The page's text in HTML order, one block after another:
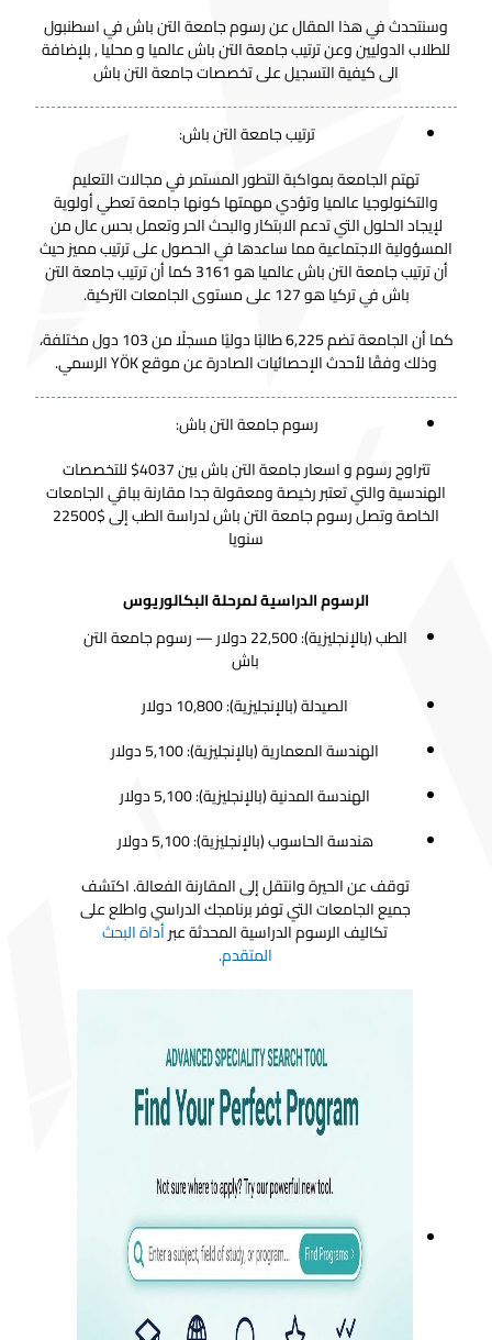
وسنتحدث في هذا المقال عن رسوم جامعة التن باش في اسطنبول
للطلاب الدوليين وعن ترتيب جامعة التن باش عالميا و محليا , بلإضافة
الى كيفية التسجيل على تخصصات جامعة التن باش
ترتيب جامعة التن باش:
تهتم الجامعة بمواكبة التطور المستمر في مجالات التعليم
والتكنولوجيا عالميا وتؤدي مهمتها كونها جامعة تعطي أولوية
لإيجاد الحلول التي تدعم الابتكار والبحث الحر وتعمل بحس عال من
المسؤولية الاجتماعية مما ساعدها في الحصول على ترتيب مميز حيث
أن ترتيب جامعة التن باش عالميا هو 3161 كما أن ترتيب جامعة التن
باش في تركيا هو 127 على مستوى الجامعات التركية.
كما أن الجامعة تضم 6,225 طالبًا دوليًا مسجلًا من 103 دول مختلفة،
وذلك وفقًا لأحدث الإحصائيات الصادرة عن موقع YÖK الرسمي.
رسوم جامعة التن باش:
تتراوح رسوم و اسعار جامعة التن باش بين 4037$ للتخصصات
الهندسية والتي تعتبر رخيصة ومعقولة جدا مقارنة بباقي الجامعات
الخاصة وتصل رسوم جامعة التن باش لدراسة الطب إلى $22500
سنويا
الرسوم الدراسية لمرحلة البكالوريوس
الطب (بالإنجليزية): 22,500 دولار — رسوم جامعة التن
باش
الصيدلة (بالإنجليزية): 10,800 دولار
الهندسة المعمارية (بالإنجليزية): 5,100 دولار
الهندسة المدنية (بالإنجليزية): 5,100 دولار
هندسة الحاسوب (بالإنجليزية): 5,100 دولار
توقف عن الحيرة وانتقل إلى المقارنة الفعالة. اكتشف
جميع الجامعات التي توفر برنامجك الدراسي واطلع على
تكاليف الرسوم الدراسية المحدثة عبرأداة البحث
المتقدم.